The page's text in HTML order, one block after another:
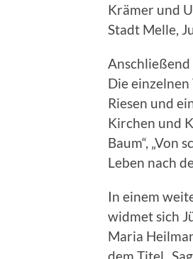
Krämer und
Stadt Melle,
Anschließend
Die einzelnen
Riesen und
Kirchen und
Baum“, „Von
Leben nach
In einem
widmet sich
Maria